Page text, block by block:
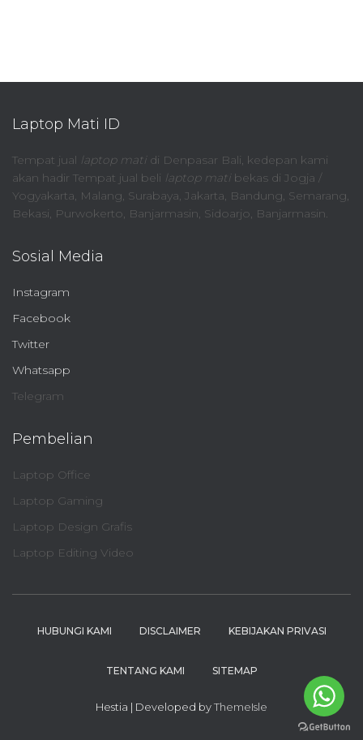
Laptop Mati ID
Tempat jual laptop matidi Denpasar Bali, kedepan kami
akan hadir Tempat jual beli laptop matibekas di Jogja /
Yogyakarta, Malang, Surabaya, Jakarta, Bandung, Semarang,
Bekasi, Purwokerto, Banjarmasin, Sidoarjo, Banjarmasin.
Sosial Media
Instagram
Facebook
Twitter
Whatsapp
Telegram
Pembelian
Laptop Office
Laptop Gaming
Laptop Design Grafis
Laptop Editing Video
HUBUNGI KAMI DISCLAIMER KEBIJAKAN PRIVASI
TENTANG KAMI SITEMAP
Hestia | Developed byThemeIsle